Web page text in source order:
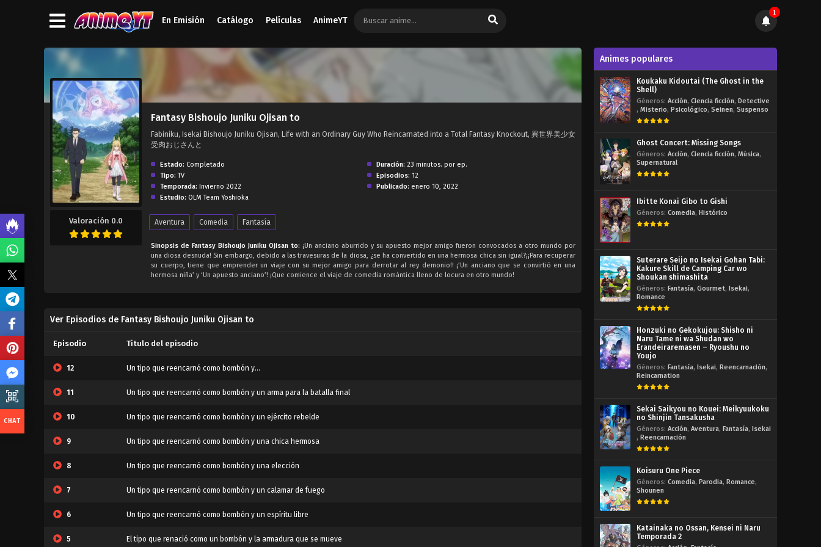
En Emisión Catálogo Películas AnimeYT
1
Valoración 0.0
Fantasy Bishoujo Juniku Ojisan to
Fabiniku, Isekai Bishoujo Juniku Ojisan, Life with an Ordinary Guy Who Reincarnated into a Total Fantasy Knockout, 異世界美少女
受肉おじさんと
Estado: Completado
Tipo: TV
Temporada: Invierno 2022
Estudio: OLM Team Yoshioka
Duración: 23 minutos. por ep.
Episodios: 12
Publicado: enero 10, 2022
Aventura Comedia Fantasía
Sinopsis de Fantasy Bishoujo Juniku Ojisan to: ¡Un anciano aburrido y su apuesto mejor amigo fueron convocados a otro mundo por
una diosa desnuda! Sin embargo, debido a las travesuras de la diosa, ¿se ha convertido en una hermosa chica sin igual?¡¡Para recuperar
su cuerpo, tiene que emprender un viaje con su mejor amigo para derrotar al rey demonio!! ¡’Un anciano que se convirtió en una
hermosa niña’ y ‘Un apuesto anciano’! ¡Que comience el viaje de comedia romántica lleno de locura en otro mundo!
Ver Episodios de Fantasy Bishoujo Juniku Ojisan to
Episodio Titulo del episodio
12 Un tipo que reencarnó como bombón y...
11 Un tipo que reencarnó como bombón y un arma para la batalla final
10 Un tipo que reencarnó como bombón y un ejército rebelde
9 Un tipo que reencarnó como bombón y una chica hermosa
8 Un tipo que reencarnó como bombón y una elección
7 Un tipo que reencarnó como bombón y un calamar de fuego
6 Un tipo que reencarnó como bombón y un espíritu libre
5 El tipo que renació como un bombón y la armadura que se mueve
Animes populares
Koukaku Kidoutai (The Ghost in the
Shell)
Géneros: Acción, Ciencia ficción, Detective
, Misterio, Psicológico, Seinen, Suspenso
Ghost Concert: Missing Songs
Géneros: Acción, Ciencia ficción, Música,
Supernatural
Ibitte Konai Gibo to Gishi
Géneros: Comedia, Histórico
Suterare Seijo no Isekai Gohan Tabi:
Kakure Skill de Camping Car wo
Shoukan shimashita
Géneros: Fantasía, Gourmet, Isekai,
Romance
Honzuki no Gekokujou: Shisho ni
Naru Tame ni wa Shudan wo
Erandeiraremasen – Ryoushu no
Youjo
Géneros: Fantasía, Isekai, Reencarnación,
Reincarnation
Sekai Saikyou no Kouei: Meikyuukoku
no Shinjin Tansakusha
Géneros: Acción, Aventura, Fantasía, Isekai
, Reencarnación
Koisuru One Piece
Géneros: Comedia, Parodia, Romance,
Shounen
Katainaka no Ossan, Kensei ni Naru
Temporada 2